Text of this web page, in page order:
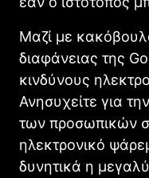
Μαζί με
διαφάνειας της
κινδύνους
Ανησυχείτε για
των προσωπικών
ηλεκτρονικό
δυνητικά η